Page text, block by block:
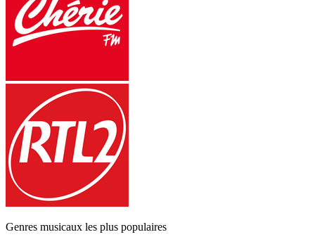
Genres musicaux les plus populaires